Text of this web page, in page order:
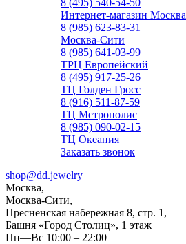
8 (495) 540-54-50
Интернет-магазин Москва
8 (985) 623-83-31
Москва-Сити
8 (985) 641-03-99
ТРЦ Европейский
8 (495) 917-25-26
ТЦ Голден Гросс
8 (916) 511-87-59
ТЦ Метрополис
8 (985) 090-02-15
ТЦ Океания
Заказать звонок
shop@dd.jewelry
Москва,
Москва-Сити,
Пресненская набережная 8, стр. 1,
Башня «Город Столиц», 1 этаж
Пн—Вс 10:00 – 22:00